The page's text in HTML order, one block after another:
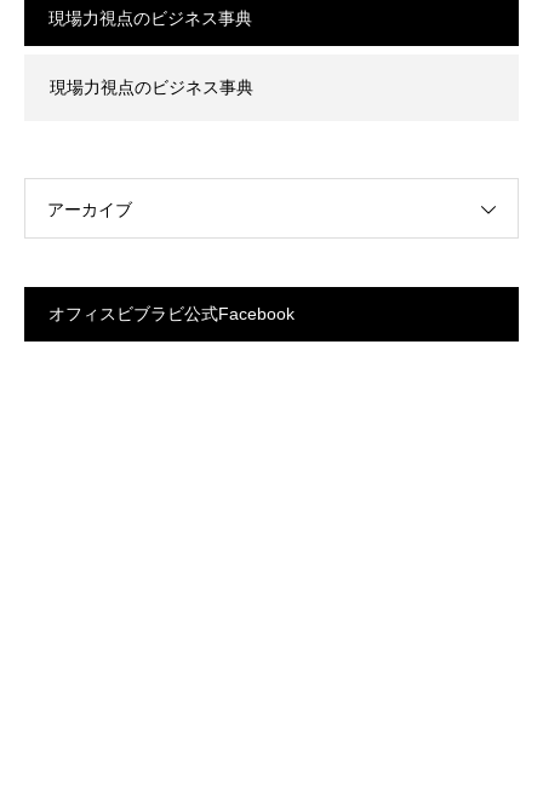
現場力視点のビジネス事典
現場力視点のビジネス事典
アーカイブ
オフィスビブラビ公式Facebook